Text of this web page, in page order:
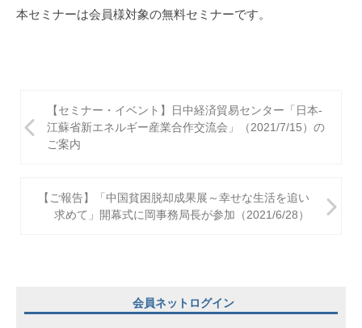
本セミナーは会員様対象の無料セミナーです。
稿
ン
【セミナー・イベント】日中経済貿易センター「日本-
江蘇省新エネルギー産業合作交流会」（2021/7/15）の
ご案内
【ご報告】「中国貧困脱却成果展～幸せな生活を追い
求めて」開幕式に岡事務局長が参加（2021/6/28）
会員ネットログイン